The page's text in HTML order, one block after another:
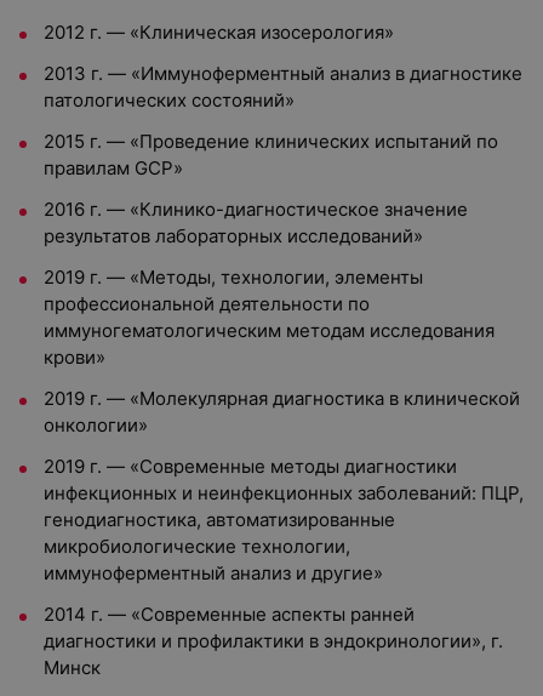
2012 г. — «Клиническая изосерология»
2013 г. — «Иммуноферментный анализ в диагностике
патологических состояний»
2015 г. — «Проведение клинических испытаний по
правилам GCP»
2016 г. — «Клинико-диагностическое значение
результатов лабораторных исследований»
2019 г. — «Методы, технологии, элементы
профессиональной деятельности по
иммуногематологическим методам исследования
крови»
2019 г. — «Молекулярная диагностика в клинической
онкологии»
2019 г. — «Современные методы диагностики
инфекционных и неинфекционных заболеваний: ПЦР,
генодиагностика, автоматизированные
микробиологические технологии,
иммуноферментный анализ и другие»
2014 г. — «Современные аспекты ранней
диагностики и профилактики в эндокринологии», г.
Минск